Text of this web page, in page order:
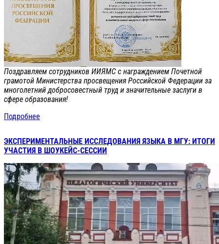
Поздравляем сотрудников ИИЯМС с награждением Почетной
грамотой Министерства просвещения Российской Федерации за
многолетний добросовестный труд и значительные заслуги в
сфере образования!
Подробнее
ЭКСПЕРИМЕНТАЛЬНЫЕ ИССЛЕДОВАНИЯ ЯЗЫКА В МГУ: ИТОГИ
УЧАСТИЯ В ШОУКЕЙС-СЕССИИ